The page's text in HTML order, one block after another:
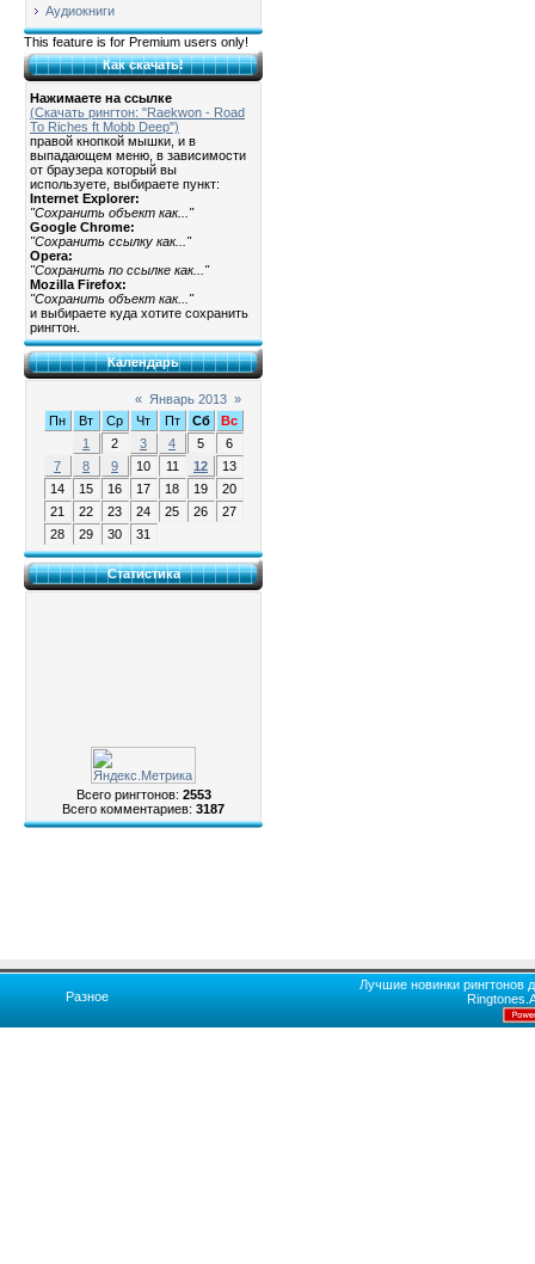
Аудиокниги
This feature is for Premium users only!
Как скачать!
Нажимаете на ссылке
(Скачать рингтон: "Raekwon - Road
To Riches ft Mobb Deep")
правой кнопкой мышки, и в
выпадающем меню, в зависимости
от браузера который вы
используете, выбираете пункт:
Internet Explorer:
"Сохранить объект как..."
Google Chrome:
"Сохранить ссылку как..."
Opera:
"Сохранить по ссылке как..."
Mozilla Firefox:
"Сохранить объект как..."
и выбираете куда хотите сохранить
рингтон.
Календарь
« Январь 2013 »
Пн
Вт Ср Чт Пт Сб
Вс
1
2 3 4 5
6
7
8 9 10 11 12
13
14
15 16 17 18 19
20
21
22 23 24 25 26
27
28
29 30 31
Статистика
Всего рингтонов: 2553
Всего комментариев: 3187
Разное
Лучшие новинки рингтонов